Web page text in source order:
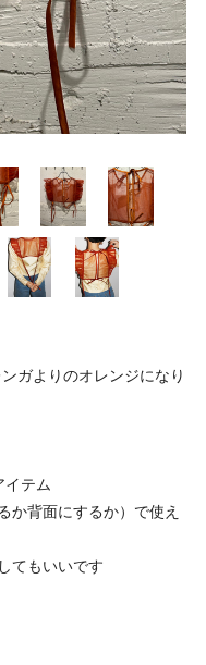
ガよりのオレンジになり
イテム
か背面にするか）で使え
てもいいです